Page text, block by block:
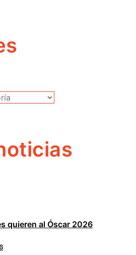
quieren al Óscar 2026